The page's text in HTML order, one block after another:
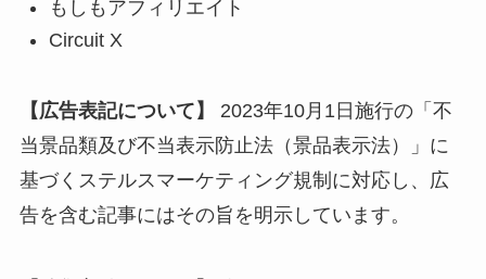
もしもアフィリエイト
Circuit X
【広告表記について】
2023年10月1日施行の「不
当景品類及び不当表示防止法（景品表示法）」に
基づくステルスマーケティング規制に対応し、広
告を含む記事にはその旨を明示しています。